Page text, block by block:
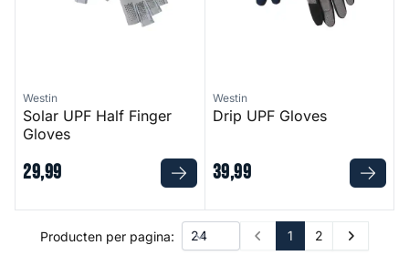
Westin
Solar UPF Half Finger
Gloves
29,99
Westin
Drip UPF Gloves
39,99
Producten per pagina: Prev 1 2 Next